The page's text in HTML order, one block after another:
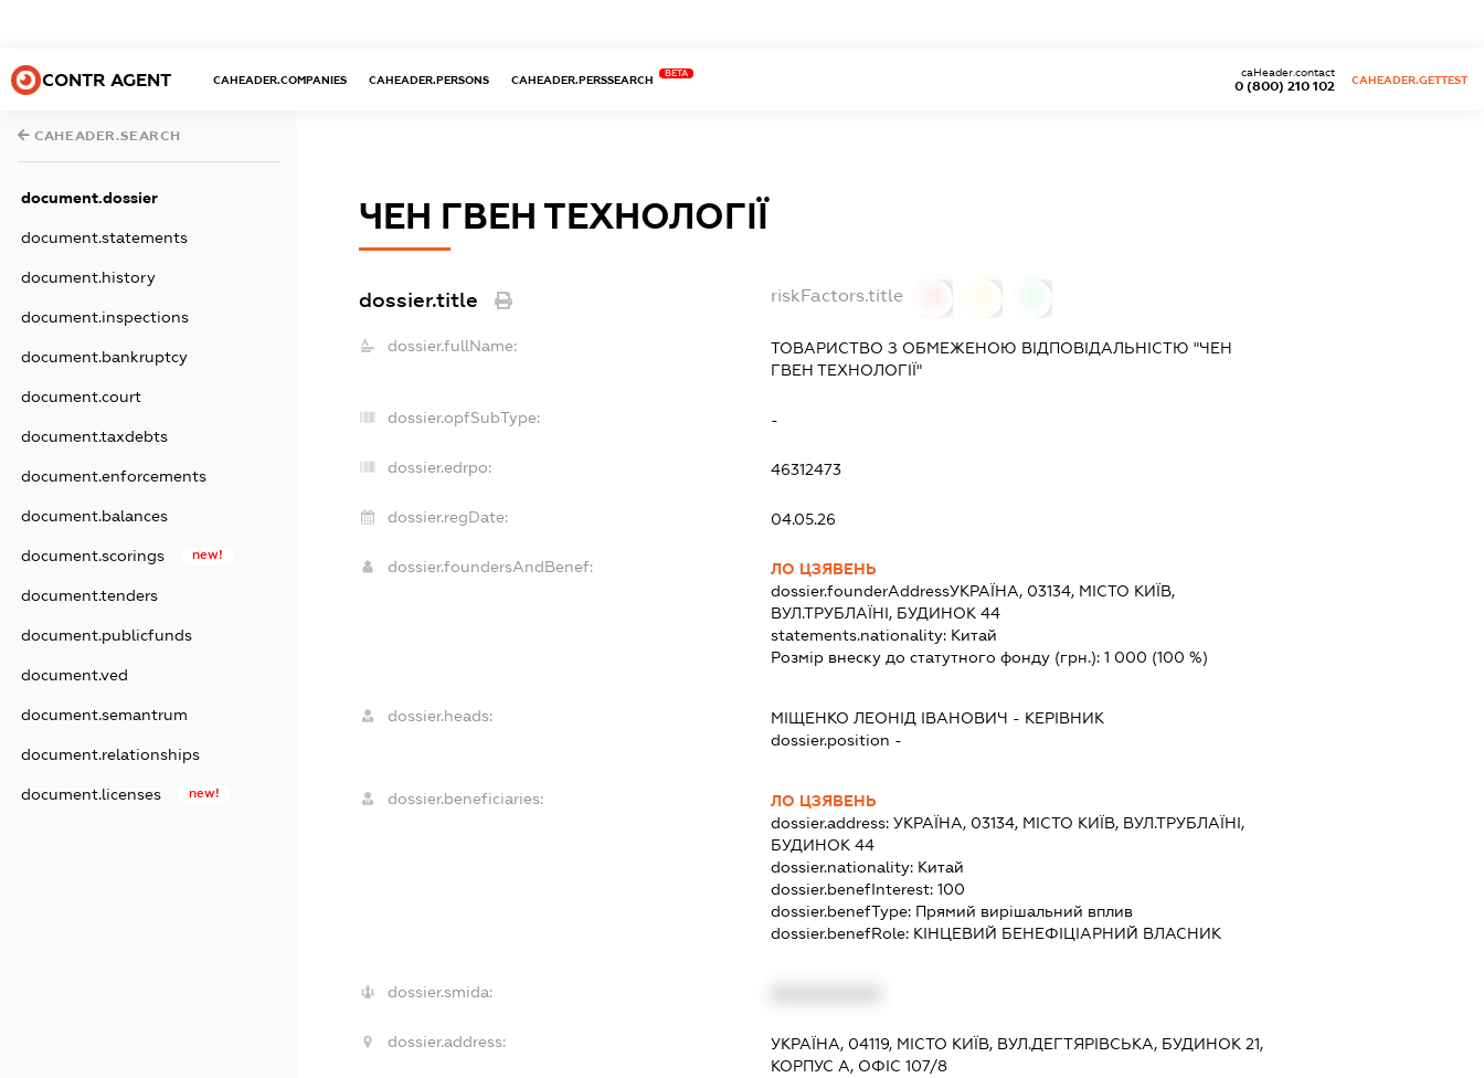
CONTR AGENT CAHEADER.COMPANIES CAHEADER.PERSONS CAHEADER.PERSSEARCH
BETA
0 (800) 210 102
caHeader.contact
CAHEADER.GETTEST
CAHEADER.SEARCH
document.dossier
document.statements
document.history
document.inspections
document.bankruptcy
document.court
document.taxdebts
document.enforcements
document.balances
document.scorings new!
document.tenders
document.publicfunds
document.ved
document.semantrum
document.relationships
document.licenses new!
ЧЕН ГВЕН ТЕХНОЛОГІЇ
dossier.title riskFactors.title
dossier.fullName:
ТОВАРИСТВО З ОБМЕЖЕНОЮ ВІДПОВІДАЛЬНІСТЮ "ЧЕН
ГВЕН ТЕХНОЛОГІЇ"
dossier.opfSubType: -
dossier.edrpo: 46312473
dossier.regDate: 04.05.26
dossier.foundersAndBenef:
ЛО ЦЗЯВЕНЬ
dossier.founderAddressУКРАЇНА, 03134, МІСТО КИЇВ,
ВУЛ.ТРУБЛАЇНІ, БУДИНОК 44
statements.nationality: Китай
Розмір внеску до статутного фонду (грн.): 1 000 (100 %)
dossier.heads: МІЩЕНКО ЛЕОНІД ІВАНОВИЧ - КЕРІВНИК
dossier.position -
dossier.beneficiaries:
ЛО ЦЗЯВЕНЬ
dossier.address: УКРАЇНА, 03134, МІСТО КИЇВ, ВУЛ.ТРУБЛАЇНІ,
БУДИНОК 44
dossier.nationality: Китай
dossier.benefInterest: 100
dossier.benefType: Прямий вирішальний вплив
dossier.benefRole: КІНЦЕВИЙ БЕНЕФІЦІАРНИЙ ВЛАСНИК
dossier.smida:
dossier.address:
УКРАЇНА, 04119, МІСТО КИЇВ, ВУЛ.ДЕГТЯРІВСЬКА, БУДИНОК 21,
КОРПУС А, ОФІС 107/8